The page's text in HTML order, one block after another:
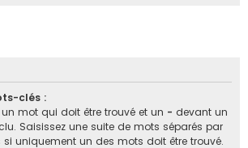
clés :
mot qui doit être trouvé et un - devant un
Saisissez une suite de mots séparés par
si uniquement un des mots doit être trouvé.